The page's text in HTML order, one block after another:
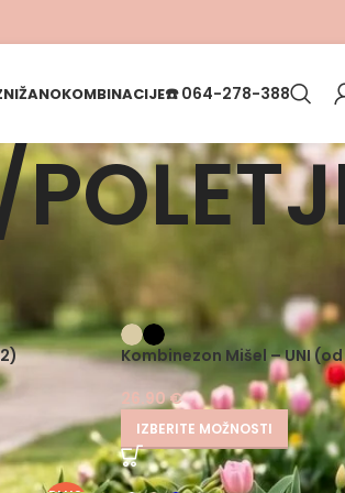
KOMBINACIJE☎️064-278-388
Kombinezon Mišel – UNI
26.90€
IZBERITE MOŽNOSTI